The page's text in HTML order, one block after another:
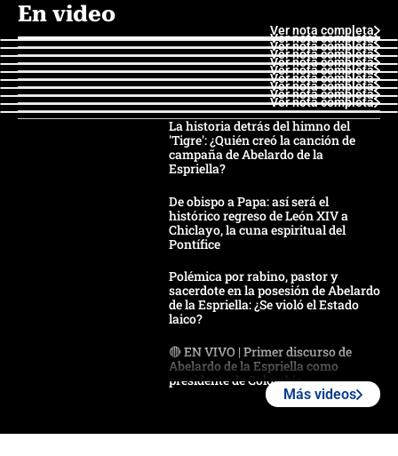
En video
Ver nota completa
Ver nota completa
Ver nota completa
Ver nota completa
Ver nota completa
Ver nota completa
Ver nota completa
Ver nota completa
Ver nota completa
Ver nota completa
La historia detrás del himno del
'Tigre': ¿Quién creó la canción de
campaña de Abelardo de la
Espriella?
De obispo a Papa: así será el
histórico regreso de León XIV a
Chiclayo, la cuna espiritual del
Pontífice
Polémica por rabino, pastor y
sacerdote en la posesión de Abelardo
de la Espriella: ¿Se violó el Estado
laico?
🔴 EN VIVO | Primer discurso de
Abelardo de la Espriella como
presidente de Colombia
Más videos